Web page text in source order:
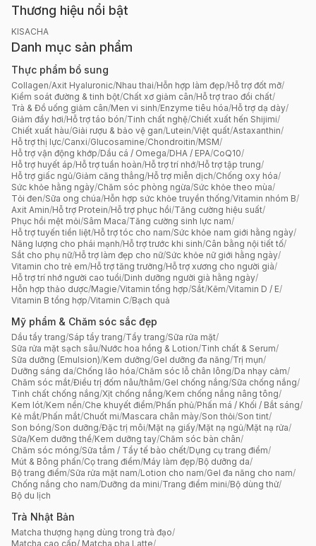
Thương hiệu nổi bật
KISACHA
Danh mục sản phẩm
Thực phẩm bổ sung
Collagen/Axit Hyaluronic/Nhau thai/Hỗn hợp làm đẹp/Hỗ trợ đốt mỡ/
Kiểm soát đường & tinh bột/Chất xơ giảm cân/Hỗ trợ trao đổi chất/
Trà & Đồ uống giảm cân/Men vi sinh/Enzyme tiêu hóa/Hỗ trợ dạ dày/
Giảm đầy hơi/Hỗ trợ táo bón/Tinh chất nghệ/Chiết xuất hến Shijimi/
Chiết xuất hàu/Giải rượu & bảo vệ gan/Lutein/Việt quất/Astaxanthin/
Hỗ trợ thị lực/Canxi/Glucosamine/Chondroitin/MSM/
Hỗ trợ vận động khớp/Dầu cá / Omega/DHA / EPA/CoQ10/
Hỗ trợ huyết áp/Hỗ trợ tuần hoàn/Hỗ trợ trí nhớ/Hỗ trợ tập trung/
Hỗ trợ giấc ngủ/Giảm căng thẳng/Hỗ trợ miễn dịch/Chống oxy hóa/
Sức khỏe hằng ngày/Chăm sóc phòng ngừa/Sức khỏe theo mùa/
Tỏi đen/Sữa ong chúa/Hỗn hợp sức khỏe truyền thống/Vitamin nhóm B/
Axit Amin/Hỗ trợ Protein/Hỗ trợ phục hồi/Tăng cường hiệu suất/
Phục hồi mệt mỏi/Sâm Maca/Tăng cường sinh lực nam/
Hỗ trợ tuyến tiền liệt/Hỗ trợ tóc cho nam/Sức khỏe nam giới hằng ngày/
Năng lượng cho phái mạnh/Hỗ trợ trước khi sinh/Cân bằng nội tiết tố/
Sắt cho phụ nữ/Hỗ trợ làm đẹp cho nữ/Sức khỏe nữ giới hằng ngày/
Vitamin cho trẻ em/Hỗ trợ tăng trưởng/Hỗ trợ xương cho người già/
Hỗ trợ trí nhớ người cao tuổi/Dinh dưỡng người già hằng ngày/
Hỗn hợp thảo dược/Magie/Vitamin tổng hợp/Sắt/Kẽm/Vitamin D / E/
Vitamin B tổng hợp/Vitamin C/Bạch quả
Mỹ phẩm & Chăm sóc sắc đẹp
Dầu tẩy trang/Sáp tẩy trang/Tẩy trang/Sữa rửa mặt/
Sữa rửa mặt sạch sâu/Nước hoa hồng & Lotion/Tinh chất & Serum/
Sữa dưỡng (Emulsion)/Kem dưỡng/Gel dưỡng đa năng/Trị mụn/
Dưỡng sáng da/Chống lão hóa/Chăm sóc lỗ chân lông/Da nhạy cảm/
Chăm sóc mắt/Điều trị đốm nâu/thâm/Gel chống nắng/Sữa chống nắng/
Tinh chất chống nắng/Xịt chống nắng/Kem chống nắng nâng tông/
Kem lót/Kem nền/Che khuyết điểm/Phấn phủ/Phấn má / Khối / Bắt sáng/
Kẻ mắt/Phấn mắt/Chuốt mi/Mascara chân mày/Son thỏi/Son tint/
Son bóng/Son dưỡng/Đặc trị môi/Mặt nạ giấy/Mặt nạ ngủ/Mặt nạ rửa/
Sữa/Kem dưỡng thể/Kem dưỡng tay/Chăm sóc bàn chân/
Chăm sóc móng/Sữa tắm / Tẩy tế bào chết/Dụng cụ trang điểm/
Mút & Bông phấn/Cọ trang điểm/Máy làm đẹp/Bộ dưỡng da/
Bộ trang điểm/Sữa rửa mặt nam/Lotion cho nam/Gel đa năng cho nam/
Chống nắng cho nam/Dưỡng da mini/Trang điểm mini/Bộ dùng thử/
Bộ du lịch
Trà Nhật Bản
Matcha thượng hạng dùng trong trà đạo/
Matcha cao cấp/ Matcha pha Latte/